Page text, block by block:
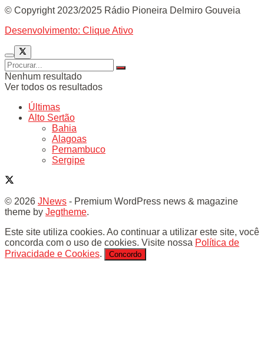
© Copyright 2023/2025 Rádio Pioneira Delmiro Gouveia
Desenvolvimento: Clique Ativo
Nenhum resultado
Ver todos os resultados
Últimas
Alto Sertão
Bahia
Alagoas
Pernambuco
Sergipe
© 2026 JNews - Premium WordPress news & magazine
theme by Jegtheme.
Este site utiliza cookies. Ao continuar a utilizar este site, você
concorda com o uso de cookies. Visite nossa Política de
Privacidade e Cookies. Concordo